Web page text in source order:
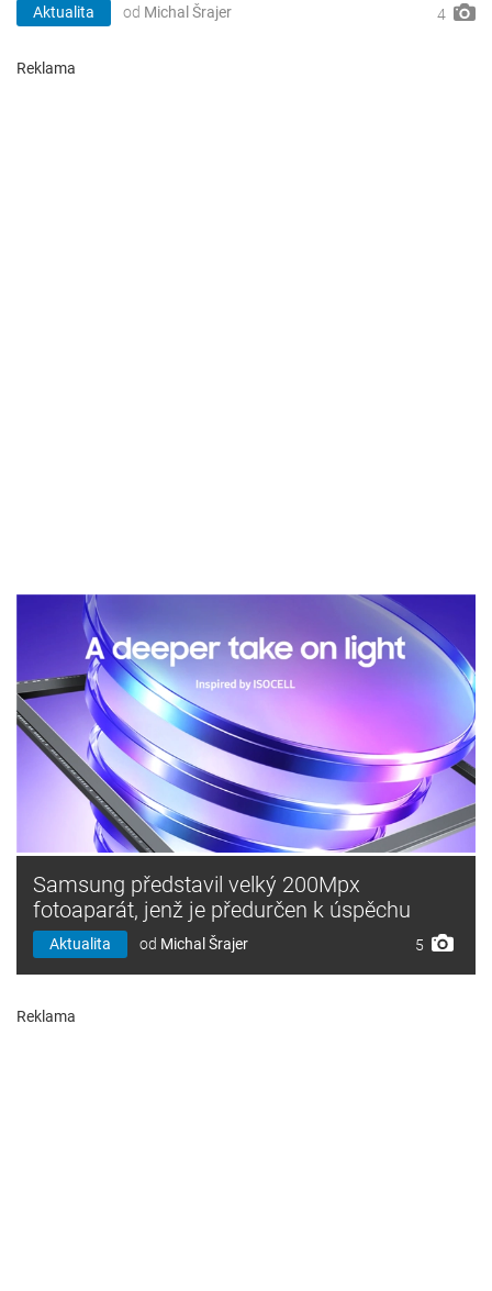
Aktualita od Michal Šrajer 4
Reklama
Samsung představil velký 200Mpx
fotoaparát, jenž je předurčen k úspěchu
Aktualita od Michal Šrajer 5
Reklama